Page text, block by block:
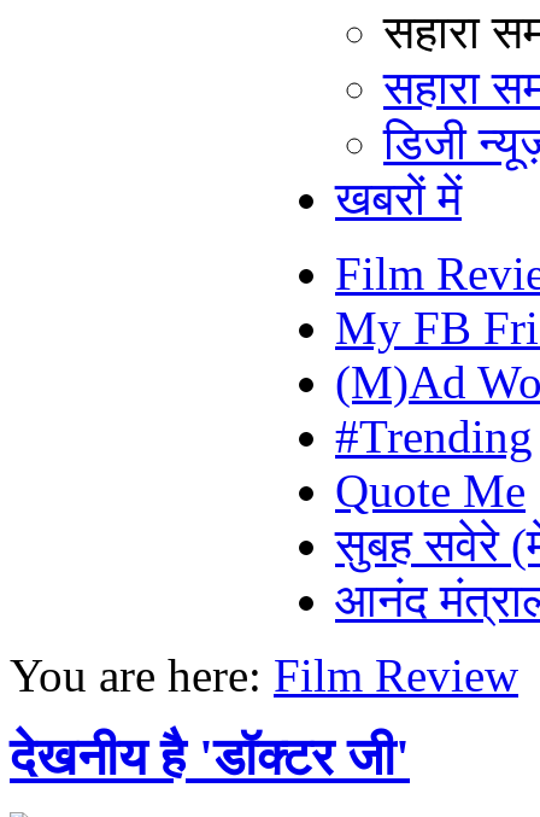
सहारा
सहारा
डिजी
खबरों में
Film
My FB
(M)Ad
#Trending
Quote Me
सुबह सवेरे
आनंद
You are here: Film Review
देखनीय है 'डॉक्टर जी'